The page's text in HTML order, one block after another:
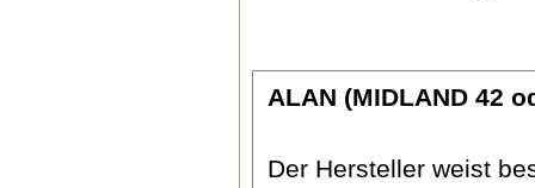
ALAN (MIDLAND 42
Der Hersteller weist